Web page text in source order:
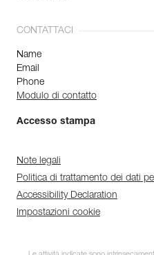
CONTATTACI
Name
Email
Phone
Modulo di contatto
Accesso stampa
Note legali
Politica di trattamento dei dati
Accessibility Declaration
Impostazioni cookie